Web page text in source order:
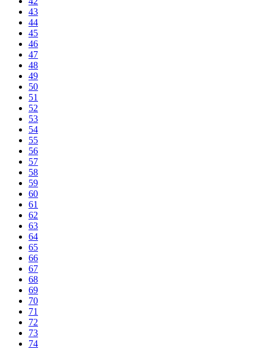
43
44
45
46
47
48
49
50
51
52
53
54
55
56
57
58
59
60
61
62
63
64
65
66
67
68
69
70
71
72
73
74